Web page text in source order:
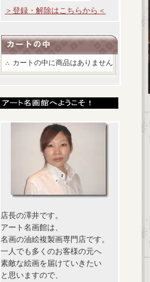
＞登録・解除はこちらから＜
カートの中に商品はありません
店長の澤井です。
アート名画館は、
名画の油絵複製画専門店です。
一人でも多くのお客様の元へ
素敵な絵画を届けていきたい
と思いますので、